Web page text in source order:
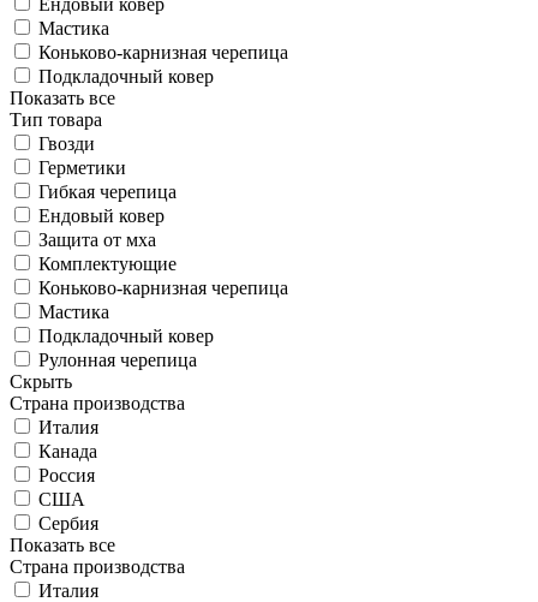
Мастика
Коньково-карнизная черепица
Подкладочный ковер
Показать все
Тип товара
Гвозди
Герметики
Гибкая черепица
Ендовый ковер
Защита от мха
Комплектующие
Коньково-карнизная черепица
Мастика
Подкладочный ковер
Рулонная черепица
Скрыть
Страна производства
Италия
Канада
Россия
США
Сербия
Показать все
Страна производства
Италия